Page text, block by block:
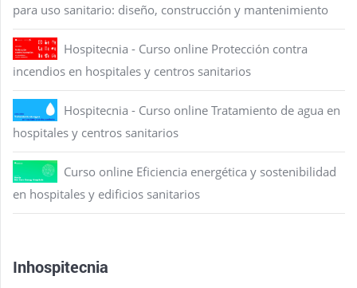
para uso sanitario: diseño, construcción y mantenimiento
Hospitecnia - Curso online Protección contra
incendios en hospitales y centros sanitarios
Hospitecnia - Curso online Tratamiento de agua en
hospitales y centros sanitarios
Curso online Eficiencia energética y sostenibilidad
en hospitales y edificios sanitarios
Inhospitecnia